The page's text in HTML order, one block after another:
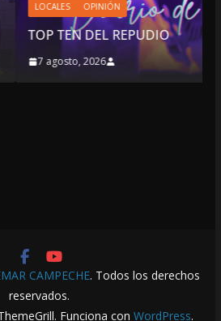
CAMPECHE. Todos los derechos
reservados.
Funciona conWordPress.